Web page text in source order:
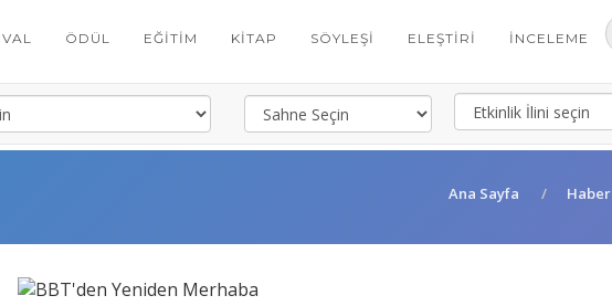
ÖDÜL EĞITIM KITAP SÖYLEŞI ELEŞTIRI İNCELEME
Ana Sayfa Haber